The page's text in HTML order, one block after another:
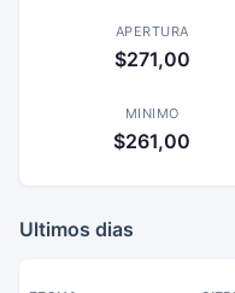
APERTURA
$271,00
MINIMO
$261,00
Ultimos dias